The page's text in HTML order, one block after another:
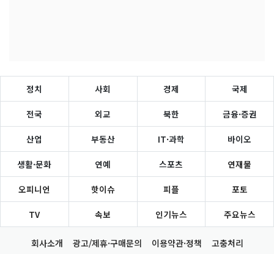
정치 사회 경제 국제
전국 외교 북한 금융·증권
산업 부동산 IT·과학 바이오
생활·문화 연예 스포츠 연재물
오피니언 핫이슈 피플 포토
TV 속보 인기뉴스 주요뉴스
회사소개 광고/제휴·구매문의 이용약관·정책 고충처리